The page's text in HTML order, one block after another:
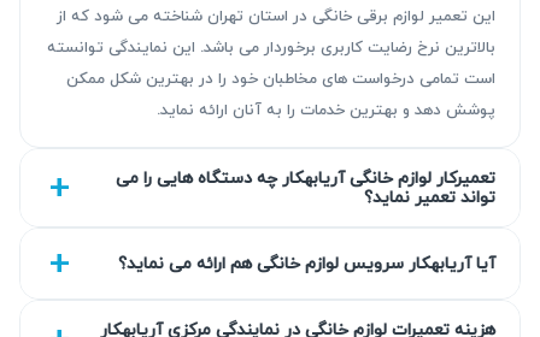
مزیت‌ آریابهکار برای تعمیر لوازم خانگی در پرند
آریابهکار با بیش از ۳۰ سال تجربه در تعمیر لوازم خانگی در پرند،
نتیجه‌ای قابل اتکا ارائه می‌دهد که شامل عیب‌یابی دقیق و تعمیر
با رعایت استانداردهای فنی انجام می‌شود تا رضایت کامل
مشتری تامین گردد.
گارانتی کتبی خدمات
تمام خدمات تعمیرات با گارانتی کتبی ۹۰ روزه ارائه می‌شود تا
این تعمیر لوازم برقی خانگی در استان تهران شناخته می شود که از
بالاترین نرخ رضایت کاربری برخوردار می باشد. این نمایندگی توانسته
است تمامی درخواست های مخاطبان خود را در بهترین شکل ممکن
پوشش دهد و بهترین خدمات را به آنان ارائه نماید.
تعمیرکار لوازم خانگی آریابهکار چه دستگاه هایی را می
تواند تعمیر نماید؟
آیا آریابهکار سرویس لوازم خانگی هم ارائه می نماید؟
هزینه تعمیرات لوازم خانگی در نمایندگی مرکزی آریابهکار